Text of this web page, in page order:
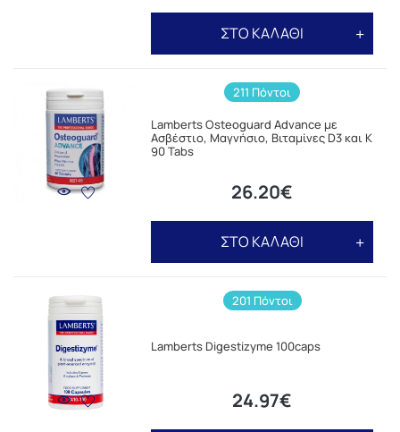
ΣΤΟ ΚΑΛΑΘΙ
211 Πόντοι
Lamberts Osteoguard Advance με
Ασβέστιο, Μαγνήσιο, Βιταμίνες D3 και K
90 Tabs
26.20€
ΣΤΟ ΚΑΛΑΘΙ
201 Πόντοι
Lamberts Digestizyme 100caps
24.97€